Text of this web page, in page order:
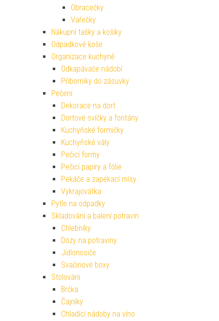
Obracečky
Vařečky
Nákupní tašky a košíky
Odpadkové koše
Organizace kuchyně
Odkapávače nádobí
Příborníky do zásuvky
Pečení
Dekorace na dort
Dortové svíčky a fontány
Kuchyňské formičky
Kuchyňské vály
Pečicí formy
Pečicí papíry a fólie
Pekáče a zapékací mísy
Vykrajovátka
Pytle na odpadky
Skladování a balení potravin
Chlebníky
Dózy na potraviny
Jídlonosiče
Svačinové boxy
Stolování
Brčka
Čajníky
Chladící nádoby na víno